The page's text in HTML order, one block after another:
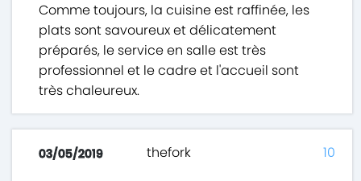
Comme toujours, la cuisine est raffinée, les
plats sont savoureux et délicatement
préparés, le service en salle est très
professionnel et le cadre et l'accueil sont
très chaleureux.
03/05/2019 thefork 10